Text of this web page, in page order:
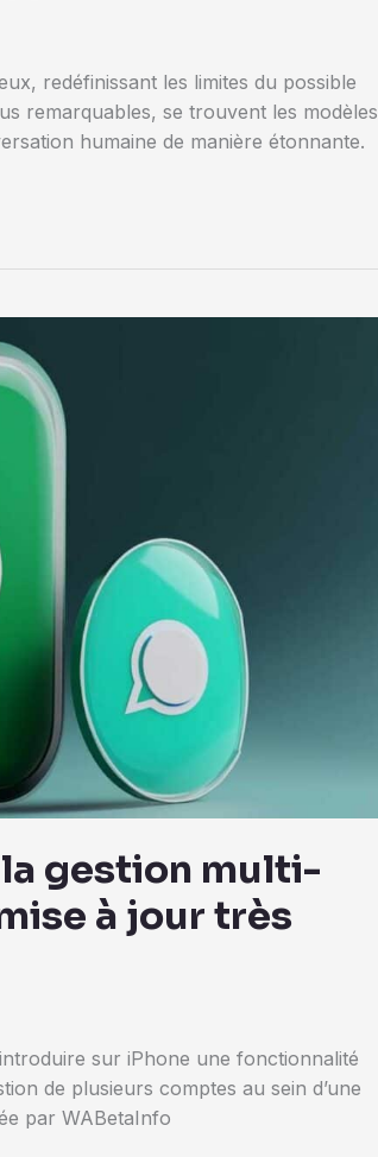
redéfinissant les limites du possible
remarquables, se trouvent les modèles
humaine de manière étonnante.
gestion multi-
à jour très
sur iPhone une fonctionnalité
de plusieurs comptes au sein d’une
par WABetaInfo